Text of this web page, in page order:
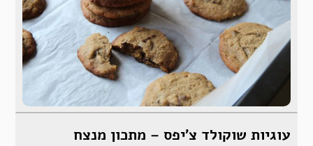
עוגיות שוקולד צ’יפס – מתכון מנצח